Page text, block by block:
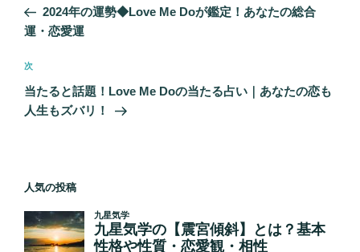
ナ
ゲ
ー
シ
の
投
2024年の運勢◆Love Me Doが鑑定！あなたの総合
運・恋愛運
次
の
投
次
当たると話題！Love Me Doの当たる占い｜あなたの恋も
人生もズバリ！
人気の投稿